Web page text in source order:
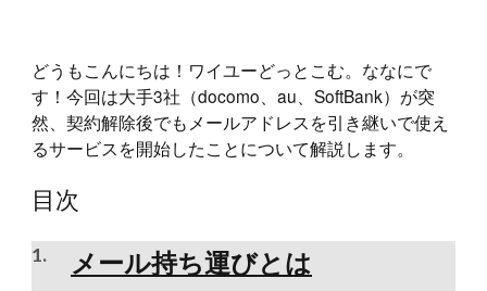
どうもこんにちは！ワイユーどっとこむ。ななにで
す！今回は大手3社（docomo、au、SoftBank）が突
然、契約解除後でもメールアドレスを引き継いで使え
るサービスを開始したことについて解説します。
目次
メール持ち運びとは